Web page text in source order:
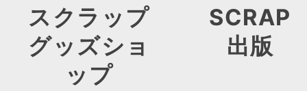
スクラップ
グッズショ
ップ
SCRAP
出版